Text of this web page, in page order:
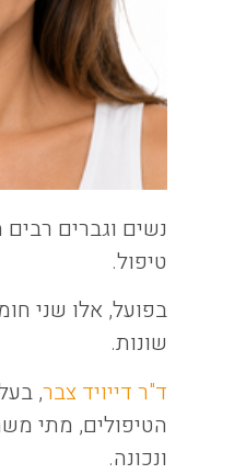
נשים וגברים
טיפול.
בפועל, אלו שני
שונות.
ד"ר דייויד צבר,
הטיפולים, מתי
ונכונה.